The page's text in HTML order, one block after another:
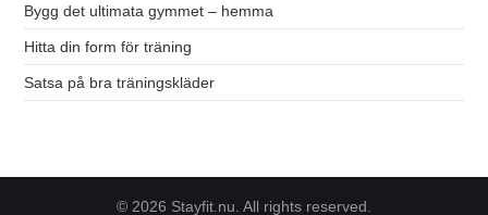
Bygg det ultimata gymmet – hemma
Hitta din form för träning
Satsa på bra träningskläder
© 2026 Stayfit.nu. All rights reserved.